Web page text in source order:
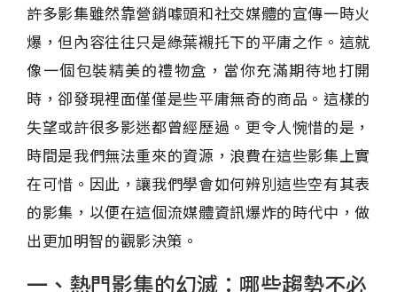
許多影集雖然靠營銷噱頭和社交媒體的宣傳一時火
爆，但內容往往只是綠葉襯托下的平庸之作。這就
像一個包裝精美的禮物盒，當你充滿期待地打開
時，卻發現裡面僅僅是些平庸無奇的商品。這樣的
失望或許很多影迷都曾經歷過。更令人惋惜的是，
時間是我們無法重來的資源，浪費在這些影集上實
在可惜。因此，讓我們學會如何辨別這些空有其表
的影集，以便在這個流媒體資訊爆炸的時代中，做
出更加明智的觀影決策。
一、熱門影集的幻滅：哪些趨勢不必